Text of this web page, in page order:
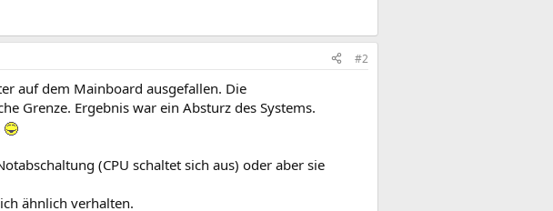
#2
auf dem Mainboard ausgefallen. Die
Grenze. Ergebnis war ein Absturz des Systems.
(CPU schaltet sich aus) oder aber sie
ähnlich verhalten.